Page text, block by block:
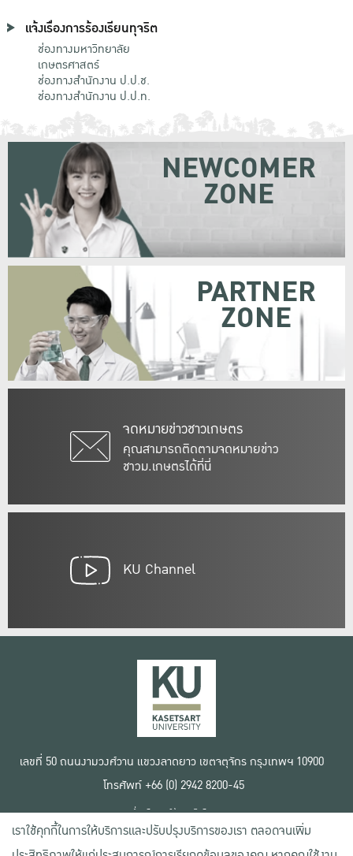
แจ้งเรื่องการร้องเรียนทุจริต
ช่องทางมหาวิทยาลัย
เกษตรศาสตร์
ช่องทางสำนักงาน ป.ป.ช.
ช่องทางสำนักงาน ป.ป.ท.
จดหมายข่าวชาวเกษตร
คุณสามารถติดตามจดหมายข่าว
ชาวม.เกษตรได้ที่นี่
NEWCOMER
ZONE
PARTNER
ZONE
KU Channel
เลขที่ 50 ถนนงามวงศ์วาน แขวงลาดยาว เขตจตุจักร กรุงเทพฯ 10900
โทรศัพท์ +66 (0) 2942 8200-45
เงื่อนไขการใช้งานเว็บไซต์
ข้อตกลงด้านสิทธิ์ใช้งาน
นโยบายความเป็นส่วนตัว
เราใช้คุกกี้ในการให้บริการและปรับปรุงบริการของเรา ตลอดจนเพิ่ม